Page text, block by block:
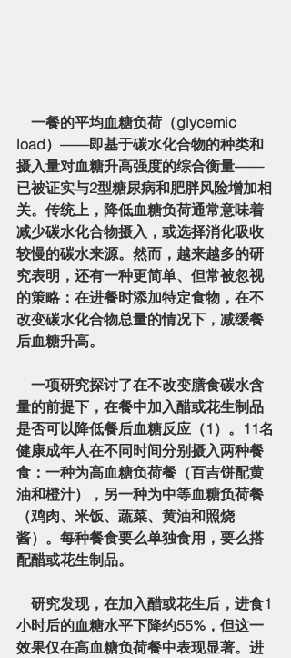
一餐的平均血糖负荷（glycemic
load） ——即基于碳水化合物的种类和
摄入量对血糖升高强度的综合衡量——
已被证实与2型糖尿病和肥胖风险增加相
关。传统上，降低血糖负荷通常意味着
减少碳水化合物摄入，或选择消化吸收
较慢的碳水来源。然而，越来越多的研
究表明，还有一种更简单、但常被忽视
的策略： 在进餐时添加特定食物 ，在不
改变碳水化合物总量的情况下，减缓餐
后血糖升高。
一项研究探讨了在不改变膳食碳水含
量的前提下，在餐中加入醋或花生制品
是否可以降低餐后血糖反应（1）。11名
健康成年人在不同时间分别摄入两种餐
食：一种为高血糖负荷餐 （百吉饼配黄
油和橙汁），另一种为中等血糖负荷餐
（鸡肉、米饭、蔬菜、黄油和照烧
酱）。每种餐食要么单独食用，要么搭
配醋或花生制品。
研究发现，在加入醋或花生后，进食1
小时后的血糖水平下降约55% ，但这一
效果仅在高血糖负荷餐中表现显著。进